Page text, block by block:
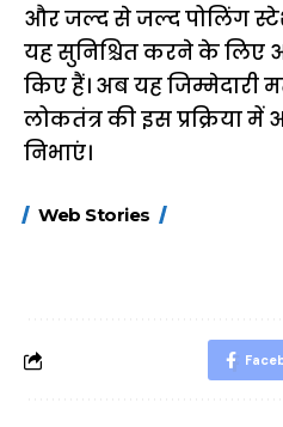
और जल्द से जल्द पोलिंग
यह सुनिश्चित करने के लिए
किए हैं। अब यह जिम्मेदारी
लोकतंत्र की इस प्रक्रिया में
निभाएं।
Web Stories
FASTag के ये नए